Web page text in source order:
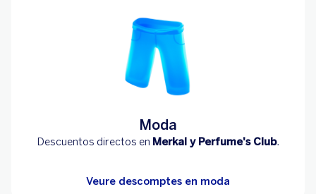
Moda
Descuentos directos en Merkal y Perfume's Club.
Veure descomptes en moda